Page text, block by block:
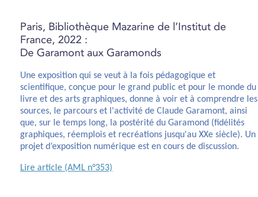
Paris, Bibliothèque Mazarine de l’Institut de
France, 2022 :
De Garamont aux Garamonds
Une exposition qui se veut à la fois pédagogique et
scientifique, conçue pour le grand public et pour le monde du
livre et des arts graphiques, donne à voir et à comprendre les
sources, le parcours et l'activité de Claude Garamont, ainsi
que, sur le temps long, la postérité du Garamond (fidélités
graphiques, réemplois et recréations jusqu'au XXe siècle). Un
projet d’exposition numérique est en cours de discussion.
Lire article (AML n°353)